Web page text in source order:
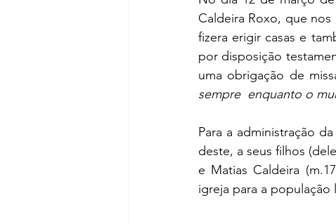
Caldeira Roxo, que
fizera erigir casas e
por disposição
uma obrigação de
sempre  enquanto o
Para a administração
deste, a seus filhos
e Matias Caldeira
igreja para a